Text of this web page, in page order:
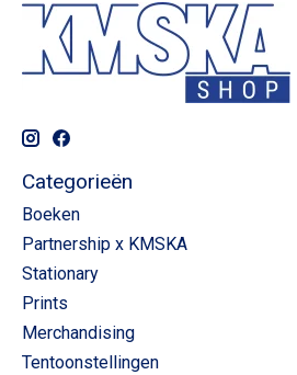
Categorieën
Boeken
Partnership x KMSKA
Stationary
Prints
Merchandising
Tentoonstellingen